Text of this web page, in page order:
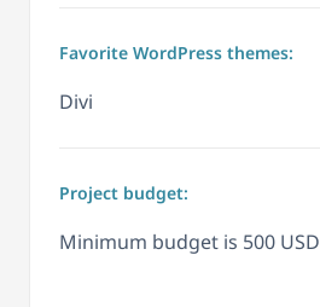
Favorite WordPress themes:
Divi
Project budget:
Minimum budget is 500 USD